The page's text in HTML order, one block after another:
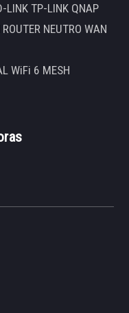
LINK TP-LINK QNAP
NEUTRO WAN
WiFi 6 MESH